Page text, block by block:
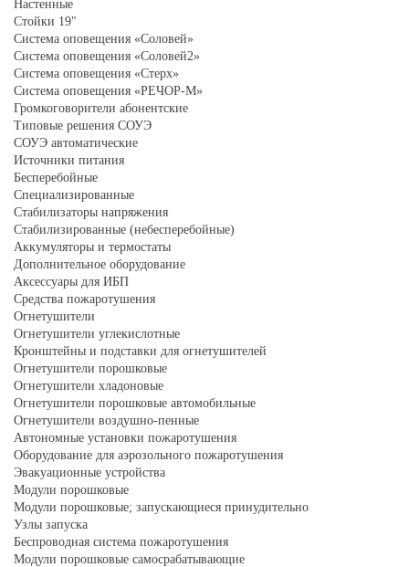
Настенные
Стойки 19"
Система оповещения «Соловей»
Система оповещения «Соловей2»
Система оповещения «Стерх»
Система оповещения «РЕЧОР-М»
Громкоговорители абонентские
Типовые решения СОУЭ
СОУЭ автоматические
Источники питания
Бесперебойные
Специализированные
Стабилизаторы напряжения
Стабилизированные (небесперебойные)
Аккумуляторы и термостаты
Дополнительное оборудование
Аксессуары для ИБП
Средства пожаротушения
Огнетушители
Огнетушители углекислотные
Кронштейны и подставки для огнетушителей
Огнетушители порошковые
Огнетушители хладоновые
Огнетушители порошковые автомобильные
Огнетушители воздушно-пенные
Автономные установки пожаротушения
Оборудование для аэрозольного пожаротушения
Эвакуационные устройства
Модули порошковые
Модули порошковые; запускающиеся принудительно
Узлы запуска
Беспроводная система пожаротушения
Модули порошковые самосрабатывающие